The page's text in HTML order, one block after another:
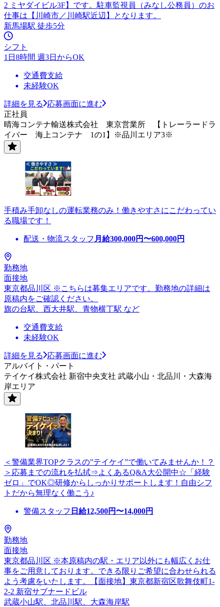
2 ミヤダイビル3F】です。駐車監視員（みなし公務員）のお
仕事は【川崎市／川崎駅近辺】となります。
新馬場駅 徒歩5分
シフト
1日8時間 週3日からOK
交通費支給
未経験OK
詳細を見る
応募画面に進む
正社員
晴海コンテナ輸送株式会社 東京営業所 【トレーラードラ
イバー 海上コンテナ 1の1】※品川エリア3※
手積み手卸なしの運転業務のみ！働きやすさにこだわってい
る職場です！
配送・物流スタッフ 月給300,000円〜600,000円
勤務地
面接地
東京都品川区 ※こちらは募集エリアです。勤務地の詳細は
原稿内をご確認ください。
旗の台駅、西大井駅、青物横丁駅 など
交通費支給
未経験OK
詳細を見る
応募画面に進む
アルバイト・パート
テイケイ株式会社 新宿中央支社 武蔵小山・北品川・大森海
岸エリア
＜警備業界TOPクラスの”テイケイ”で働いてみませんか！？
＞応募までの流れを払拭⇒よくあるQ&A大公開中☆「経験
ゼロ」でOK◎研修からしっかりサポートします！自由シフ
トだから無理なく働こう♪
警備スタッフ 日給12,500円〜14,000円
勤務地
面接地
東京都品川区 ※本原稿内の駅・エリア以外にも幅広くお仕
事をご用意しております。できる限りご希望に合わせられる
よう考慮をいたします。【面接地】東京都新宿区歌舞伎町1-
2-2 新宿サブナードビル
武蔵小山駅、北品川駅、大森海岸駅